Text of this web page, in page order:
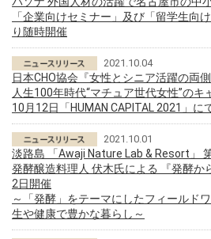
「企業向けセミナー」及び「留学生向
り随時開催
2021.10.04
日本CHO協会『女性とシニア活躍の両
人生100年時代“マチュア世代女性”のキ
10月12日「HUMAN CAPITAL 2021」に
2021.10.01
淡路島 「Awaji Nature Lab & Resort」
発酵醸造料理人 伏木氏による 『発酵か
2日開催
～「発酵」をテーマにしたフィールド
生や健康で豊かな暮らし～